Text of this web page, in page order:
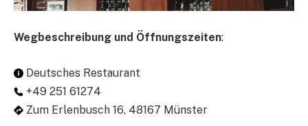
Wegbeschreibung und Öffnungszeiten:
Deutsches Restaurant
+49 251 61274
Zum Erlenbusch 16, 48167 Münster